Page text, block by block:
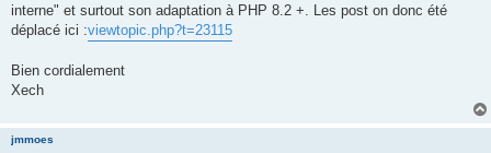
interne" et surtout son adaptation à PHP 8.2 +. Les post on donc été
déplacé ici :viewtopic.php?t=23115
Bien cordialement
Xech
jmmoes